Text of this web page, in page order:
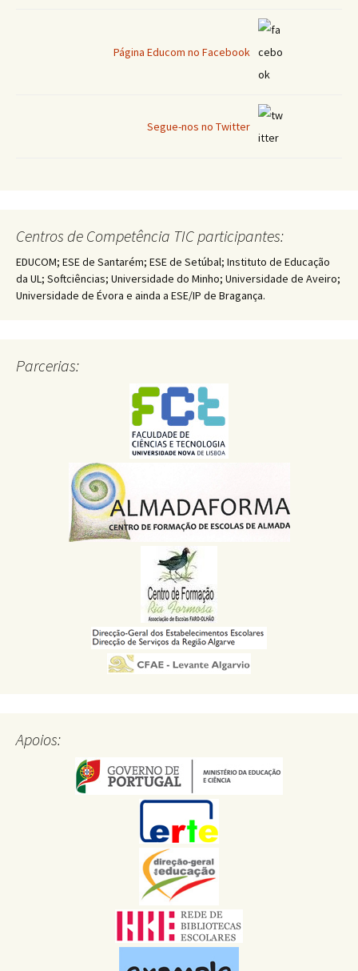
Página Educom no Facebook
Segue-nos no Twitter
Centros de Competência TIC participantes:
EDUCOM; ESE de Santarém; ESE de Setúbal; Instituto de Educação
da UL; Softciências; Universidade do Minho; Universidade de Aveiro;
Universidade de Évora e ainda a ESE/IP de Bragança.
Parcerias:
Apoios: